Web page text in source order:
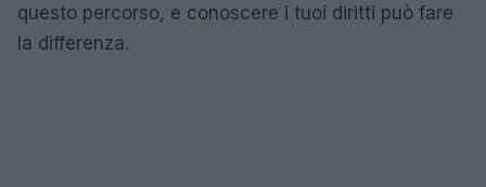
questo percorso, e conoscere i tuoi diritti può fare
la differenza.